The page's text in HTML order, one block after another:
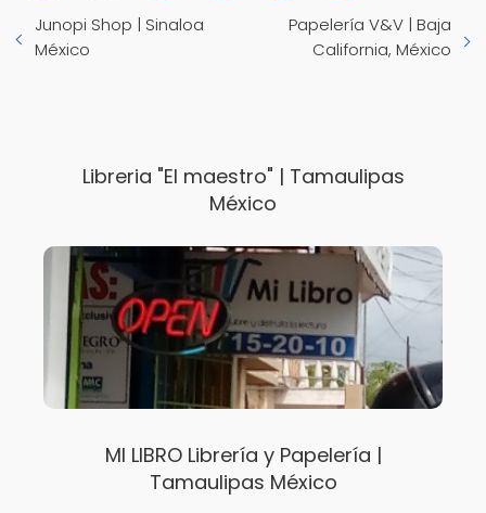
Junopi Shop | Sinaloa
México
Papelería V&V | Baja
California, México
Libreria "El maestro" | Tamaulipas
México
MI LIBRO Librería y Papelería |
Tamaulipas México